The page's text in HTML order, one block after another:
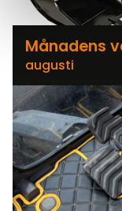
Månadens
augusti